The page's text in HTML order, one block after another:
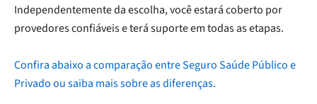
Independentemente da escolha, você estará coberto por
provedores confiáveis e terá suporte em todas as etapas.
Confira abaixo a comparação entre Seguro Saúde Público e
Privado ou saiba mais sobre as diferenças.